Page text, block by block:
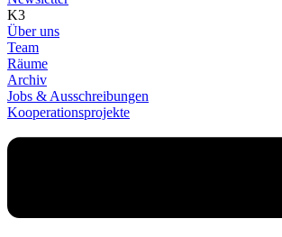
K3
Über uns
Team
Räume
Archiv
Jobs & Ausschreibungen
Kooperationsprojekte